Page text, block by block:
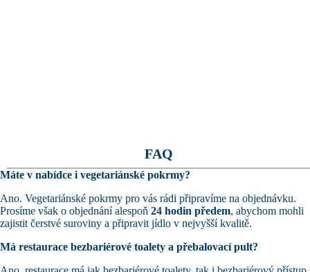
FAQ
Máte v nabídce i vegetariánské pokrmy?
Ano. Vegetariánské pokrmy pro vás rádi připravíme na objednávku.
Prosíme však o objednání alespoň 24 hodin předem, abychom mohli
zajistit čerstvé suroviny a připravit jídlo v nejvyšší kvalitě.
Má restaurace bezbariérové toalety a přebalovací pult?